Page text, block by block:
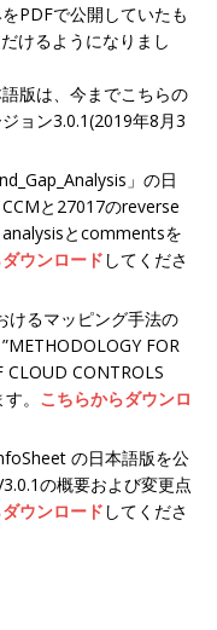
PDFで公開していたも
けるようになりまし
版は、今までこちらの
ョン3.0.1(2019年8月3
」の日
と27017のreverse
とcommentsを
ウンロード してくださ
けるマッピング手法の
FOR
CONTROLS
。 こちらからダウンロ
の日本語版を公
の概要および変更点
ウンロード してくださ